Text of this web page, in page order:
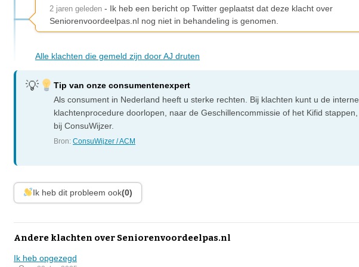
2 jaren geleden - Ik heb een bericht op Twitter geplaatst dat deze klacht over
Seniorenvoordeelpas.nl nog niet in behandeling is genomen.
Alle klachten die gemeld zijn door AJ druten
Tip van onze consumentenexpert
Als consument in Nederland heeft u sterke rechten. Bij klachten kunt u de interne
klachtenprocedure doorlopen, naar de Geschillencommissie of het Kifid
bij ConsuWijzer.
Bron:ConsuWijzer / ACM
Ik heb dit probleem ook(0)
Andere klachten over Seniorenvoordeelpas.nl
Ik heb opgezegd